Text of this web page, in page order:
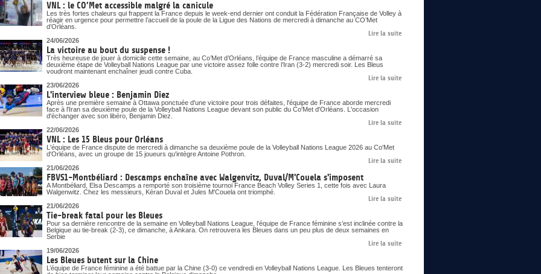
VNL : le CO’Met accessible malgré la canicule
Les très fortes chaleurs qui frappent la France depuis le week-end dernier ont conduit la Fédération Française de Volley à
réagir en urgence pour permettre l’accueil de la poule de la Ligue des Nations de mercredi à dimanche au CO’Met
d’Orléans.
Lire la suite
24/06/2026
La victoire au bout du suspense !
Très heureuse de jouer à domicile cette semaine, au Co’Met d’Orléans, l’équipe de France masculine a démarré sa
deuxième étape de Volleyball Nations League par une victoire assez folle contre l’Iran (3-2) mercredi soir. Les Bleus
voudront maintenant enchaîner jeudi contre Cuba.
Lire la suite
23/06/2026
L'interview bleue : Benjamin Diez
Après une première semaine à Ottawa ponctuée d'une victoire pour trois défaites, l'équipe de France aborde mercredi
face à l'Iran sa deuxième poule de la Volleyball Nations League devant son public du Co'Met d'Orléans. L'occasion
d'échanger avec son libéro, Benjamin Diez.
Lire la suite
22/06/2026
VNL : Les 15 Bleus pour Orléans
L'équipe de France dispute de mercredi à dimanche sa deuxième poule de la Volleyball Nations League 2026 au Co'Met
d'Orléans, avec un groupe de 15 joueurs qu'intègre Antoine Pothron.
Lire la suite
21/06/2026
FBVS1-Montbéliard : Descamps enchaîne avec Walgenvitz, Duval/M'Couela s'imposent
A Montbéliard, Elsa Descamps a remporté son troisième tournoi France Beach Volley Series 1, cette fois avec Laura
Walgenwitz. Chez les messieurs, Kéran Duval et Jules M'Couela ont triomphé.
Lire la suite
21/06/2026
Tie-break fatal pour les Bleues
Pour sa dernière rencontre de la semaine en Volleyball Nations League, l’équipe de France féminine s’est inclinée contre la
Belgique au tie-break (2-3), ce dimanche, à Ankara. On retrouvera les Bleues dans un peu plus de deux semaines en
Serbie
Lire la suite
19/06/2026
Les Bleues butent sur la Chine
L’équipe de France féminine a été battue par la Chine (3-0) ce vendredi en Volleyball Nations League. Les Bleues tenteront